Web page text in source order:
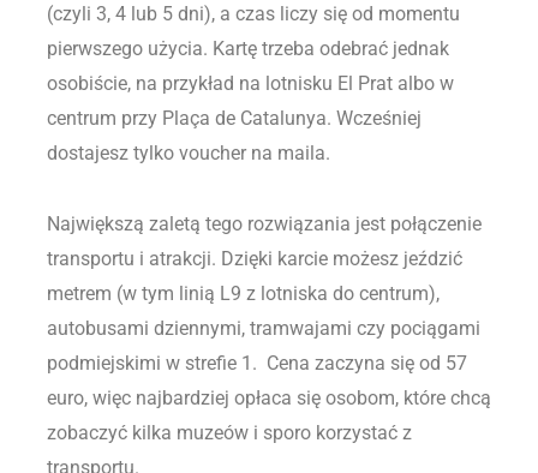
(czyli 3, 4 lub 5 dni), a czas liczy się od momentu
pierwszego użycia. Kartę trzeba odebrać jednak
osobiście, na przykład na lotnisku El Prat albo w
centrum przy Plaça de Catalunya. Wcześniej
dostajesz tylko voucher na maila.
Największą zaletą tego rozwiązania jest połączenie
transportu i atrakcji. Dzięki karcie możesz jeździć
metrem (w tym linią L9 z lotniska do centrum),
autobusami dziennymi, tramwajami czy pociągami
podmiejskimi w strefie 1. Cena zaczyna się od 57
euro, więc najbardziej opłaca się osobom, które chcą
zobaczyć kilka muzeów i sporo korzystać z
transportu.